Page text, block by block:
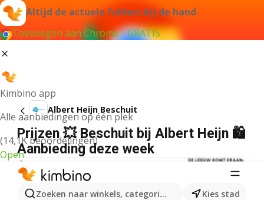
Altijd de actuele folders bij de hand
Toevoegen aan Chrome - GRATIS
Kimbino app
Alle aanbiedingen op één plek
(14,1K beoordelingen)
Open
Zoeken naar winkels, categorieën, producten...
Kies stad
Albert Heijn Beschuit
Prijzen 💥 Beschuit bij Albert Heijn 🛍️
Aanbieding deze week